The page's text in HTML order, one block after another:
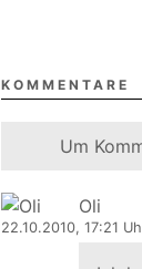
KOMMENTARE
Um
Oli
22.10.2010, 17:21